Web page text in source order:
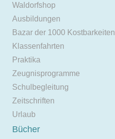
Waldorfshop
Ausbildungen
Bazar der 1000 Kostbarkeiten
Klassenfahrten
Praktika
Zeugnisprogramme
Schulbegleitung
Zeitschriften
Urlaub
Bücher